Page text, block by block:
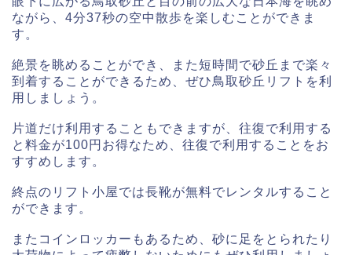
ながら、4分37秒の空中散歩を楽しむことができま
す。
絶景を眺めることができ、また短時間で砂丘まで楽々
到着することができるため、ぜひ鳥取砂丘リフトを利
用しましょう。
片道だけ利用することもできますが、往復で利用する
と料金が100円お得なため、往復で利用することをお
すすめします。
終点のリフト小屋では長靴が無料でレンタルすること
ができます。
またコインロッカーもあるため、砂に足をとられたり